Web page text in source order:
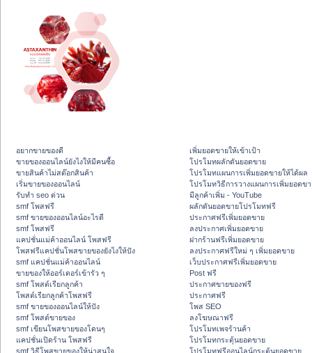
อยากขายของดี
ขายของออนไลน์ยังไงให้มีคนซื้อ
ขายสินค้าไม่สต๊อกสินค้า
เริ่มขายของออนไลน์
รับทำ seo ด่วน
smf โพสฟรี
smf ขายของออนไลน์อะไรดี
smf โพสฟรี
แคปชั่นแม่ค้าออนไลน์ โพสฟรี
โพสฟรีแคปชั่นโพสขายของยังไงให้ปัง
smf แคปชั่นแม่ค้าออนไลน์
ขายของให้ออร์เดอร์เข้ารัว ๆ
smf โพสต์เรียกลูกค้า
โพสต์เรียกลูกค้าโพสฟรี
smf ขายของออนไลน์ให้ปัง
smf โพสต์ขายของ
smf เขียนโพสขายของโดนๆ
แคปชั่นเปิดร้าน โพสฟรี
smf วิธีโพสขายของให้น่าสนใจ
เพิ่มยอดขายให้เข้าเป้า
โปรโมทผลักดันยอดขาย
โปรโมทแผนการเพิ่มยอดขายให้ได้ผล
โปรโมทวิธีการวางแผนการเพิ่มยอดข
มีลูกค้าเพิ่ม - YouTube
ผลักดันยอดขายโปรโมทฟรี
ประกาศฟรีเพิ่มยอดขาย
ลงประกาศเพิ่มยอดขาย
ฝากร้านฟรีเพิ่มยอดขาย
ลงประกาศฟรีใหม่ ๆ เพิ่มยอดขาย
เว็บประกาศฟรีเพิ่มยอดขาย
Post ฟรี
ประกาศขายของฟรี
ประกาศฟรี
โพส SEO
ลงโฆษณาฟรี
โปรโมทเพจร้านค้า
โปรโมทกระตุ้นยอดขาย
โปรโมทฟรีออนไลน์กระตุ้นยอดขาย